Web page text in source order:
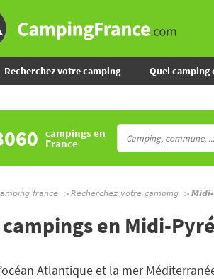
Recherchez votre camping Quel camping
campingsen
France
france Recherchez votre camping Midi-
en Midi-
Atlantique et la mer